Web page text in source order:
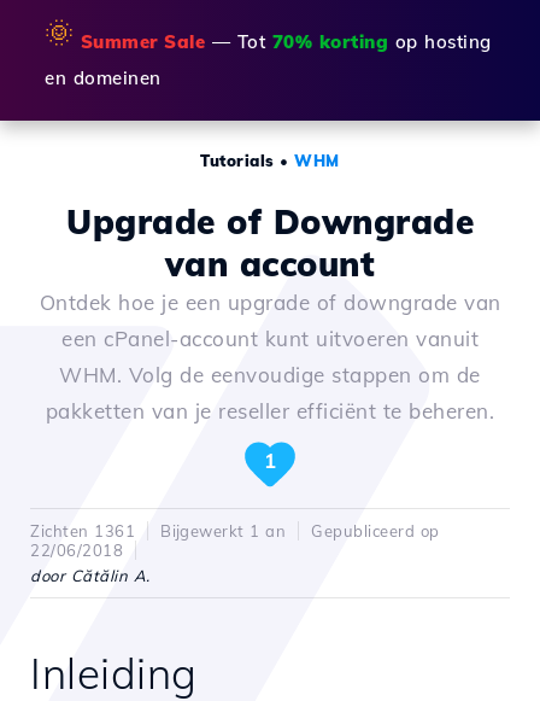
🌞 Summer Sale — Tot 70% korting op hosting
en domeinen
Tutorials •WHM
Upgrade of Downgrade
van account
Ontdek hoe je een upgrade of downgrade van
een cPanel-account kunt uitvoeren vanuit
WHM. Volg de eenvoudige stappen om de
pakketten van je reseller efficiënt te beheren.
1
Zichten 1361 Bijgewerkt 1 an
Gepubliceerd op
22/06/2018
door Cătălin A.
Inleiding